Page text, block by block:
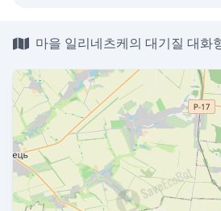
마을 일리네츠케의 대기질 대화